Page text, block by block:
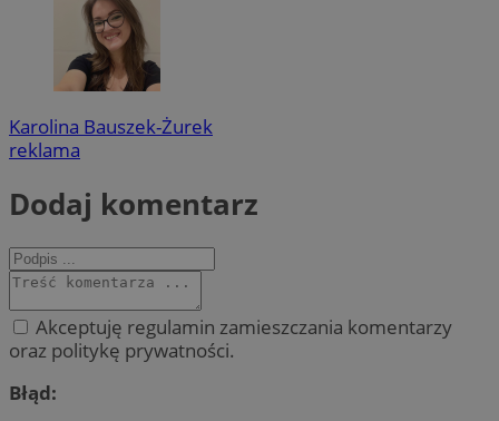
Karolina Bauszek-Żurek
reklama
Dodaj komentarz
Akceptuję regulamin zamieszczania komentarzy
oraz politykę prywatności.
Błąd: